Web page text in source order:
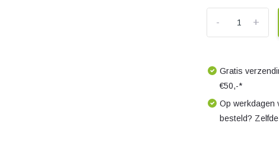
+
-
Gratis
€50,-*
Op werkdagen
besteld?